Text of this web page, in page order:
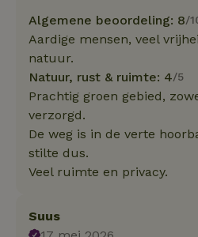
Algemene beoordeling: 8/
Aardige mensen, veel
natuur.
Natuur, rust & ruimte: 4/5
Prachtig groen gebied,
verzorgd.
De weg is in de verte
stilte dus.
Veel ruimte en privacy.
Suus